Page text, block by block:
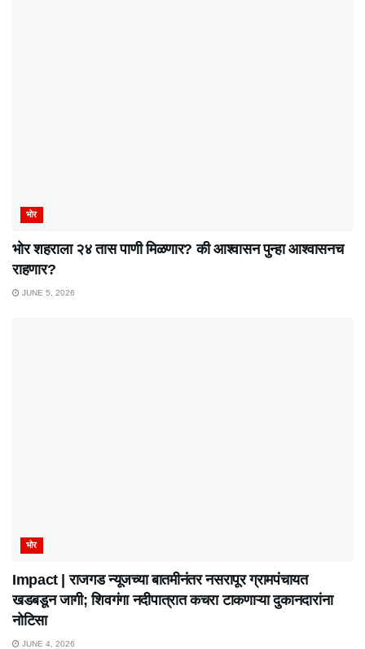
भोर
भोर शहराला २४ तास पाणी मिळणार? की आश्वासन पुन्हा आश्वासनच
राहणार?
JUNE 5, 2026
भोर
Impact | राजगड न्यूजच्या बातमीनंतर नसरापूर ग्रामपंचायत
खडबडून जागी; शिवगंगा नदीपात्रात कचरा टाकणाऱ्या दुकानदारांना
नोटिसा
JUNE 4, 2026